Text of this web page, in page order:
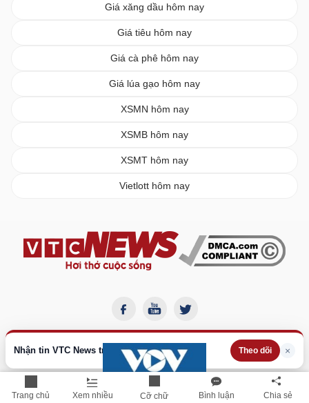
Trang chủ Xem nhiều Cỡ chữ Bình luận Chia sẻ
Nhận tin VTC News trên Google Theo dõi ×
Giá xăng dầu hôm nay
Giá tiêu hôm nay
Giá cà phê hôm nay
Giá lúa gạo hôm nay
XSMN hôm nay
XSMB hôm nay
XSMT hôm nay
Vietlott hôm nay